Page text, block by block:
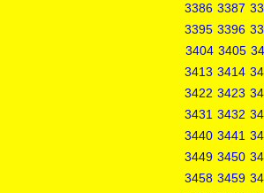
3386 3387
3395 3396
3404 3405
3413 3414
3422 3423
3431 3432
3440 3441
3449 3450
3458 3459